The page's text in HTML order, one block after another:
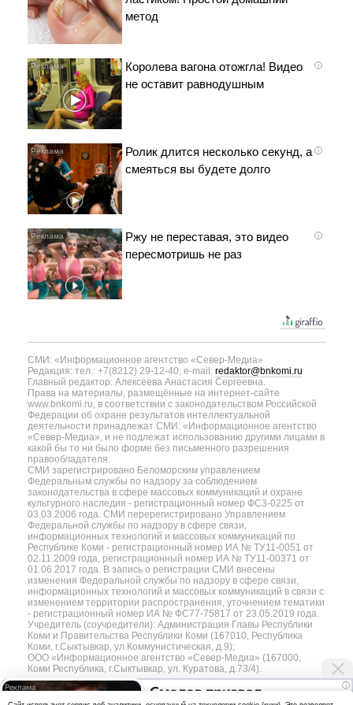
метод
i
Королева вагона отожгла! Видео
не оставит равнодушным
i
Ролик длится несколько секунд, а
смеяться вы будете долго
i
Ржу не переставая, это видео
пересмотришь не раз
СМИ: «Информационное агентство «Север-Медиа»
Редакция: тел.: +7(8212) 29-12-40, e-mail: redaktor@bnkomi.ru
Главный редактор: Алексеева Анастасия Сергеевна.
Права на материалы, размещённые на интернет-сайте
www.bnkomi.ru, в соответствии с законодательством Российской
Федерации об охране результатов интеллектуальной
деятельности принадлежат СМИ: «Информационное агентство
«Север-Медиа», и не подлежат использованию другими лицами в
какой бы то ни было форме без письменного разрешения
правообладателя.
СМИ зарегистрировано Беломорским управлением
Федеральным службы по надзору за соблюдением
законодательства в сфере массовых коммуникаций и охране
культурного наследия - регистрационный номер ФС3-0225 от
03.03.2006 года. СМИ перерегистрировано Управлением
Федеральной службы по надзору в сфере связи,
информационных технологий и массовых коммуникаций по
Республике Коми - регистрационный номер ИА № ТУ11-0051 от
02.11.2009 года, регистрационный номер ИА № ТУ11-00371 от
01.06.2017 года. В запись о регистрации СМИ внесены
изменения Федеральной службы по надзору в сфере связи,
информационных технологий и массовых коммуникаций в связи с
изменением территории распространения, уточнением тематики
- регистрационный номер ИА № ФС77-75817 от 23.05.2019 года.
Учредитель (соучредители): Администрация Главы Республики
Коми и Правительства Республики Коми (167010, Республика
Коми, г.Сыктывкар, ул.Коммунистическая, д.9);
ООО «Информационное агентство «Север-Медиа» (167000,
Коми Республика, г.Сыктывкар, ул. Куратова, д.73/4).
Разработка сайта — web-студия «Цифровой Век»
i
Смолов призвал